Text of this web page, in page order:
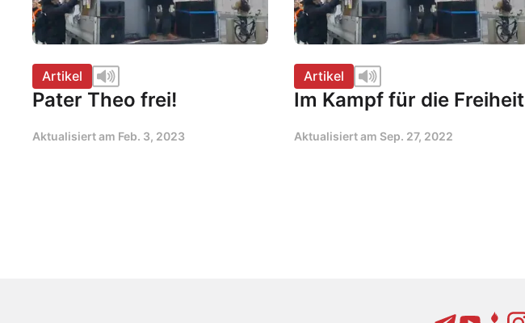
Artikel
Pater Theo frei!
Aktualisiert am Feb. 3, 2023
Artikel
Im Kampf für die Freiheit
Aktualisiert am Sep. 27, 2022